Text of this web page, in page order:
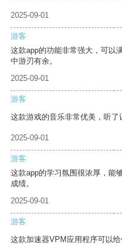
2025-09-01
游客
这款app的功能非常强大，可以
中游刃有余。
2025-09-01
游客
这款游戏的音乐非常优美，听了
2025-09-01
游客
这款app的学习氛围很浓厚，能
成绩。
2025-09-01
游客
这款加速器VPM应用程序可以